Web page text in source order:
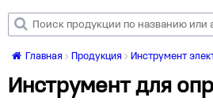
Главная Продукция Инструмент
Инструмент для